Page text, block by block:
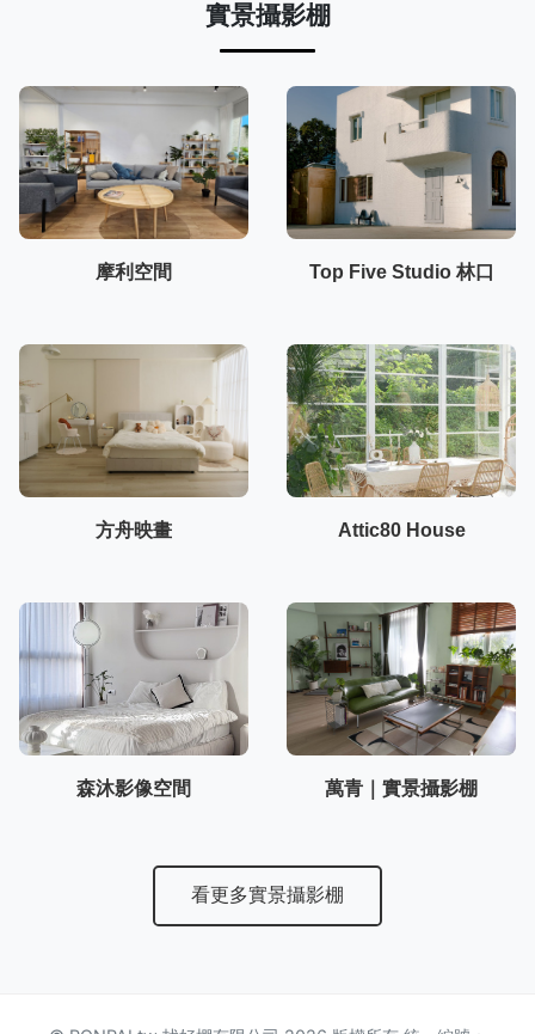
實景攝影棚
摩利空間 Top Five Studio 林口
方舟映畫 Attic80 House
森沐影像空間 萬青｜實景攝影棚
看更多實景攝影棚